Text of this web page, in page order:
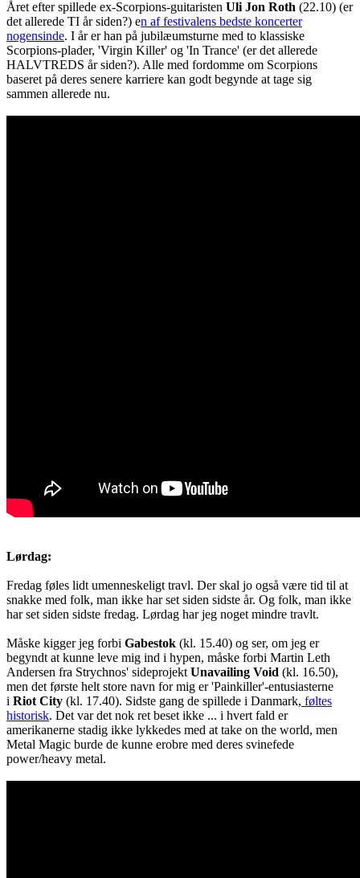
Året efter spillede ex-Scorpions-guitaristen Uli Jon Roth (22.10) (er
det allerede TI år siden?) en af festivalens bedste koncerter
nogensinde. I år er han på jubilæumsturne med to klassiske
Scorpions-plader, 'Virgin Killer' og 'In Trance' (er det allerede
HALVTREDS år siden?). Alle med fordomme om Scorpions
baseret på deres senere karriere kan godt begynde at tage sig
sammen allerede nu.
Lørdag:
Fredag føles lidt umenneskeligt travl. Der skal jo også være tid til at
snakke med folk, man ikke har set siden sidste år. Og folk, man ikke
har set siden sidste fredag. Lørdag har jeg noget mindre travlt.
Måske kigger jeg forbi Gabestok (kl. 15.40) og ser, om jeg er
begyndt at kunne leve mig ind i hypen, måske forbi Martin Leth
Andersen fra Strychnos' sideprojekt Unavailing Void (kl. 16.50),
men det første helt store navn for mig er 'Painkiller'-entusiasterne
i Riot City (kl. 17.40). Sidste gang de spillede i Danmark, føltes
historisk. Det var det nok ret beset ikke ... i hvert fald er
amerikanerne stadig ikke lykkedes med at take on the world, men
Metal Magic burde de kunne erobre med deres svinefede
power/heavy metal.